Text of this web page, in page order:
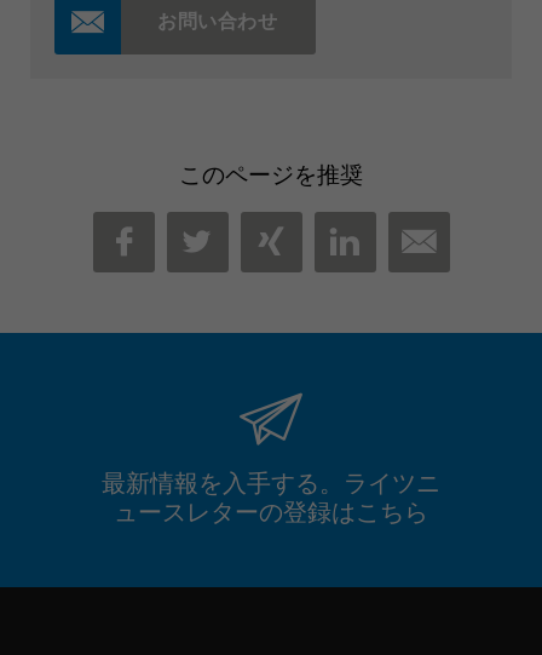
お問い合わせ
このページを推奨
FACEBOOK
TWITTER
XINGLINKEDIN
MAIL
最新情報を入手する。ライツニ
ュースレターの登録はこちら